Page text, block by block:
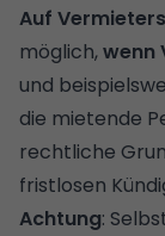
Auf
möglich,wenn
und
die mietende
rechtliche
fristlosen
Achtung: